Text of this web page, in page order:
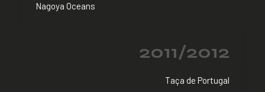
Nagoya Oceans
2011/2012
Taça de Portugal